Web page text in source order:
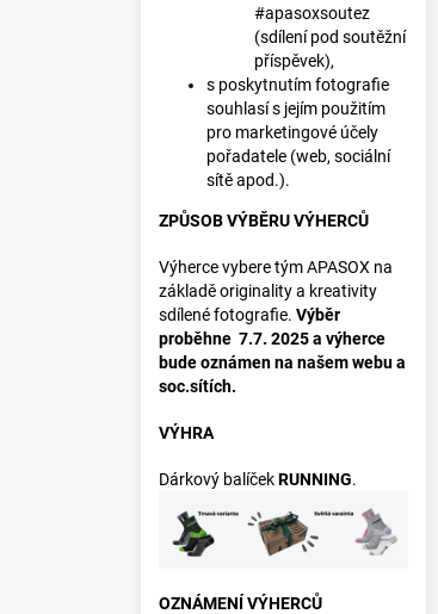
#apasoxsoutez
(sdílení pod soutěžní
příspěvek),
s poskytnutím fotografie
souhlasí s jejím použitím
pro marketingové účely
pořadatele (web, sociální
sítě apod.).
ZPŮSOB VÝBĚRU VÝHERCŮ
Výherce vybere tým APASOX na
základě originality a kreativity
sdílené fotografie. Výběr
proběhne 7.7. 2025 a výherce
bude oznámen na našem webu a
soc.sítích.
VÝHRA
Dárkový balíčekRUNNING.
OZNÁMENÍ VÝHERCŮ